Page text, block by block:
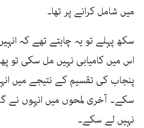
میں شامل کرانے پر تھا۔
سکھ پہلے تو یہ چاہتے تھے کہ
اس میں کامیابی نہیں مل سکی تو
پنجاب کی تقسیم کے نتیجے میں
سکے۔ آخری لمحوں میں انہوں نے
نہیں لے سکے۔